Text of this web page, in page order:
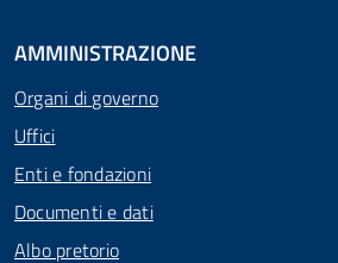
AMMINISTRAZIONE
Organi di governo
Uffici
Enti e fondazioni
Documenti e dati
Albo pretorio